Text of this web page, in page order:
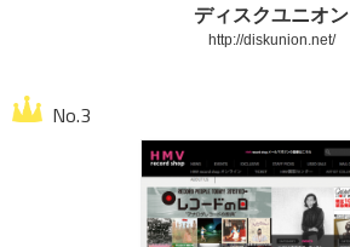
ディスクユニオン
http://diskunion.net/